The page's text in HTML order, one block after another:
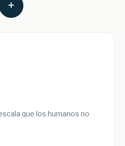
+
que los humanos no